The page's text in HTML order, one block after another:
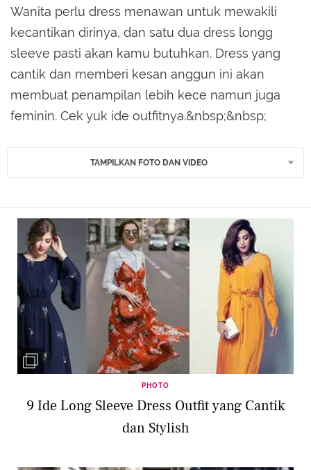
Wanita perlu dress menawan untuk mewakili
kecantikan dirinya, dan satu dua dress longg
sleeve pasti akan kamu butuhkan. Dress yang
cantik dan memberi kesan anggun ini akan
membuat penampilan lebih kece namun juga
feminin. Cek yuk ide outfitnya.&nbsp;&nbsp;
TAMPILKAN FOTO DAN VIDEO
PHOTO
9 Ide Long Sleeve Dress Outfit yang Cantik
dan Stylish